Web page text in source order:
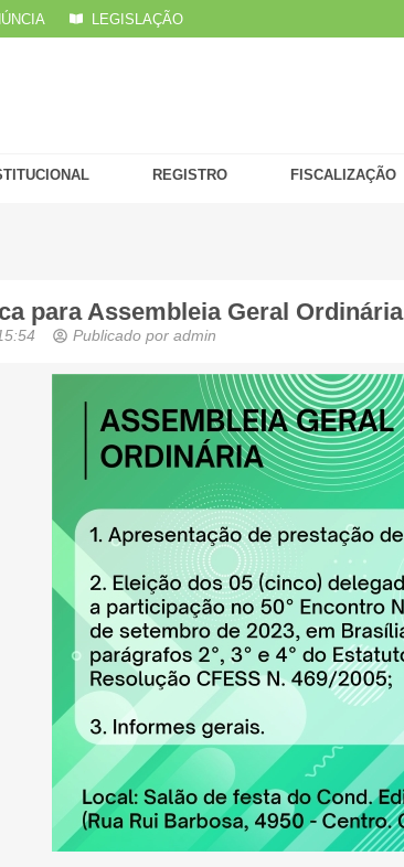
LEGISLAÇÃO
REGISTRO FISCALIZAÇÃO
para Assembleia Geral Ordinária
Publicado por admin